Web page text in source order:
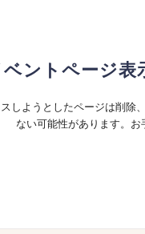
ベントページ表
しようとしたページは削除
ない可能性があります。お